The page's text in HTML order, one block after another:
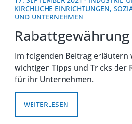
KIRCHLICHE EINRICHTUNGEN,
UND UNTERNEHMEN
Rabattgewährung
Im folgenden Beitrag erläutern
wichtigen Tipps und Tricks der
für ihr Unternehmen.
WEITERLESEN